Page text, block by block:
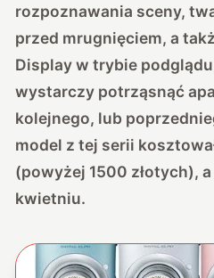
rozpoznawania sceny,
przed mrugnięciem, a
Display w trybie
wystarczy potrząsnąć
kolejnego, lub
model z tej serii
(powyżej 1500 złotych),
kwietniu.